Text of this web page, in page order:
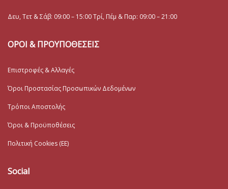
Δευ, Τετ & Σάβ: 09:00 – 15:00 Τρί, Πέμ & Παρ: 09:00 – 21:00
ΟΡΟΙ & ΠΡΟΥΠΟΘΕΣΕΙΣ
Επιστροφές & Αλλαγές
Όροι Προστασίας Προσωπικών Δεδομένων
Τρόποι Αποστολής
Όροι & Προϋποθέσεις
Πολιτική Cookies (ΕΕ)
Social